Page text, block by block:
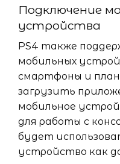
Подключение
устройства
PS4 также
мобильных
смартфоны и
загрузить
мобильное
для работы с
будет
устройство как